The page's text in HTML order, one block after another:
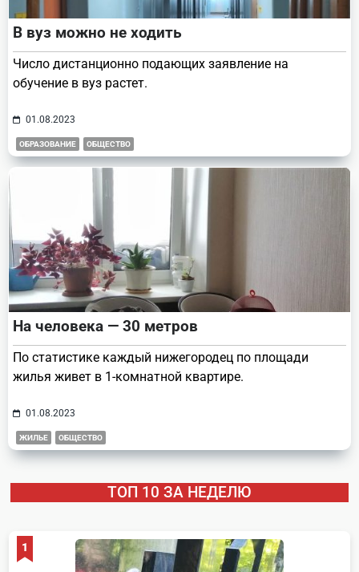
В вуз можно не ходить
Число дистанционно подающих заявление на
обучение в вуз растет.
01.08.2023
ОБРАЗОВАНИЕ ОБЩЕСТВО
На человека — 30 метров
По статистике каждый нижегородец по площади
жилья живет в 1-комнатной квартире.
01.08.2023
ЖИЛЬЕ ОБЩЕСТВО
ТОП 10 ЗА НЕДЕЛЮ